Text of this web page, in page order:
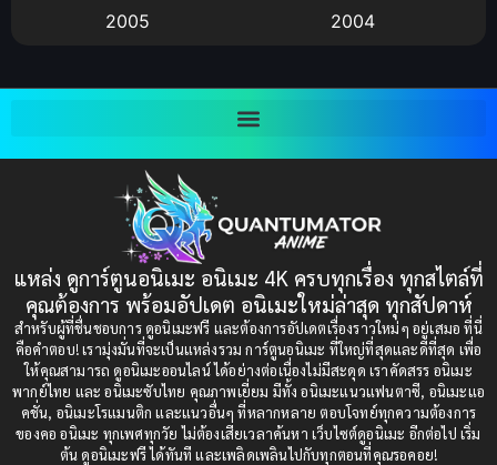
Bitch (ผู้หญิงร่าน)
Bondage (ทาส)(1)
(1)
Censored (เซ็นเซอร์)(19)
Comedy (ตลก)(235)
Comedy (ตลก)(85)
Comic Book การ์ตูน(1)
2005
2004
1997
1993
1991
1989
1988
1987
1985
1984
1983
1982
1981
1980
1979
แหล่ง ดูการ์ตูนอนิเมะ อนิเมะ 4K ครบทุกเรื่อง ทุกสไตล์ที่
คุณต้องการ พร้อมอัปเดต อนิเมะใหม่ล่าสุด ทุกสัปดาห์
สำหรับผู้ที่ชื่นชอบการ ดูอนิเมะฟรี และต้องการอัปเดตเรื่องราวใหม่ๆ อยู่เสมอ ที่นี่
คือคำตอบ! เรามุ่งมั่นที่จะเป็นแหล่งรวม การ์ตูนอนิเมะ ที่ใหญ่ที่สุดและดีที่สุด เพื่อ
ให้คุณสามารถ ดูอนิเมะออนไลน์ ได้อย่างต่อเนื่องไม่มีสะดุด เราคัดสรร อนิเมะ
พากย์ไทย และ อนิเมะซับไทย คุณภาพเยี่ยม มีทั้ง อนิเมะแนวแฟนตาซี, อนิเมะแอ
คชั่น, อนิเมะโรแมนติก และแนวอื่นๆ ที่หลากหลาย ตอบโจทย์ทุกความต้องการ
ของคอ อนิเมะ ทุกเพศทุกวัย ไม่ต้องเสียเวลาค้นหา เว็บไซต์ดูอนิเมะ อีกต่อไป เริ่ม
ต้น ดูอนิเมะฟรี ได้ทันที และเพลิดเพลินไปกับทุกตอนที่คุณรอคอย!